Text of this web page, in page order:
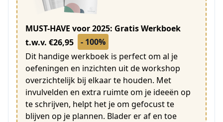
MUST-HAVE voor 2025: Gratis Werkboek
t.w.v. €26,95
- 100%
Dit handige werkboek is perfect om al je
oefeningen en inzichten uit de workshop
overzichtelijk bij elkaar te houden. Met
invulvelden en extra ruimte om je ideeën op
te schrijven, helpt het je om gefocust te
blijven op je plannen. Blader er af en toe